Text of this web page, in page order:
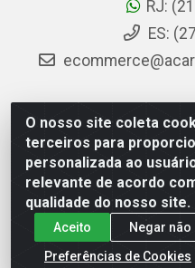
O nosso site coleta
terceiros para
personalizada ao
relevante de acordo
qualidade do nosso site.
Aceito
Negar
Preferências de Cookies
RJ:
ES:
AC Araujo Distribuidora -
São Cristóvão, Rio de
CNPJ